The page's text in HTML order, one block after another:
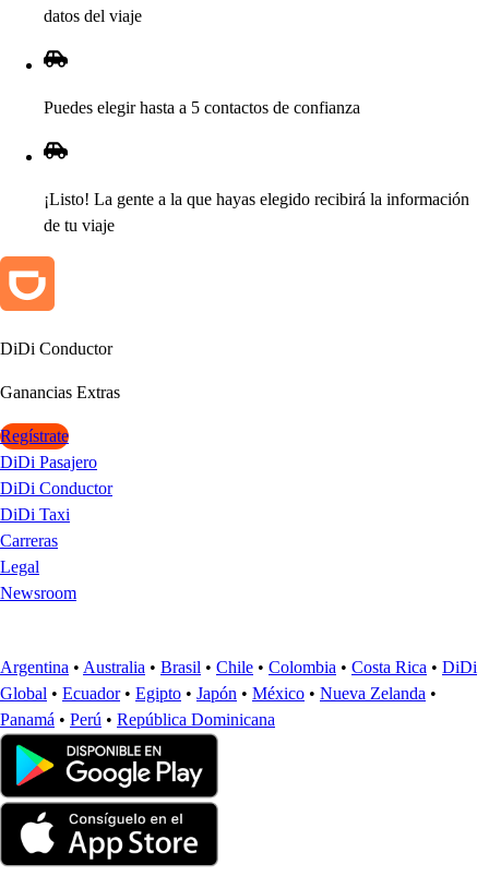
datos del viaje
Puedes elegirhasta a 5 contactos de confianza
¡Listo! La gente a la que hayas elegido recibirá la información
de tu viaje
DiDi Conductor
Ganancias Extras
Regístrate
DiDi Pasajero
DiDi Conductor
DiDi Taxi
Carreras
Legal
Newsroom
Argentina • Australia • Brasil • Chile • Colombia • Costa Rica • DiDi
Global • Ecuador• Egipto • Japón • México • Nueva Zelanda •
Panamá • Perú • República Dominicana